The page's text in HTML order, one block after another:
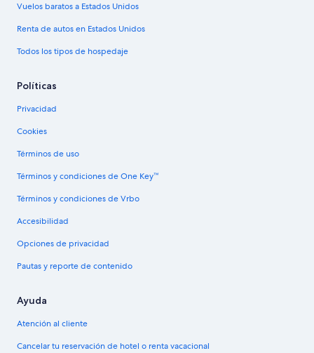
Vuelos baratos a Estados Unidos
Renta de autos en Estados Unidos
Todos los tipos de hospedaje
Políticas
Privacidad
Cookies
Términos de uso
Términos y condiciones de One Key™
Términos y condiciones de Vrbo
Accesibilidad
Opciones de privacidad
Pautas y reporte de contenido
Ayuda
Atención al cliente
Cancelar tu reservación de hotel o renta vacacional